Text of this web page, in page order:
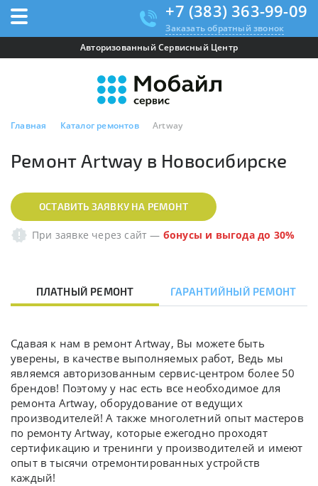
+7 (383) 363-99-09
Заказать обратный звонок
Авторизованный Сервисный Центр
Главная Каталог ремонтов Artway
Ремонт Artway в Новосибирске
ОСТАВИТЬ ЗАЯВКУ НА РЕМОНТ
При заявке через сайт — бонусы и выгода до 30%
ПЛАТНЫЙ РЕМОНТ ГАРАНТИЙНЫЙ РЕМОНТ
Сдавая к нам в ремонт Artway, Вы можете быть
уверены, в качестве выполняемых работ, Ведь мы
являемся авторизованным сервис-центром более 50
брендов! Поэтому у нас есть все необходимое для
ремонта Artway, оборудование от ведущих
производителей! А также многолетний опыт мастеров
по ремонту Artway, которые ежегодно проходят
сертификацию и тренинги у производителей и имеют
опыт в тысячи отремонтированных устройств
каждый!